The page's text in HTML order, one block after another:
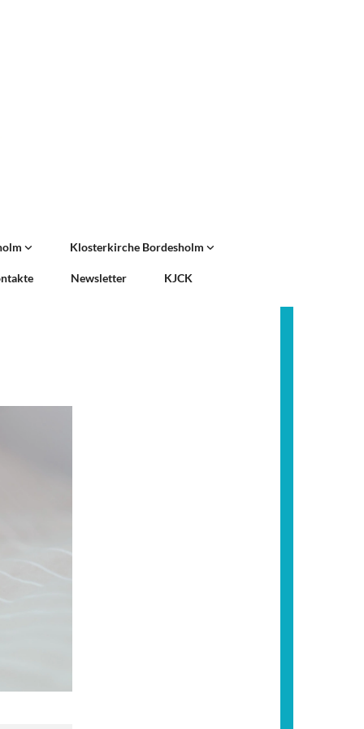
Klosterkirche Bordesholm
Newsletter KJCK